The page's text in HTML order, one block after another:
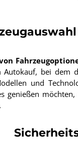
bei dem
und
genießen